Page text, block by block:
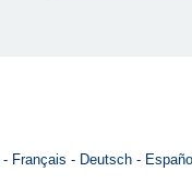
Français Deutsch